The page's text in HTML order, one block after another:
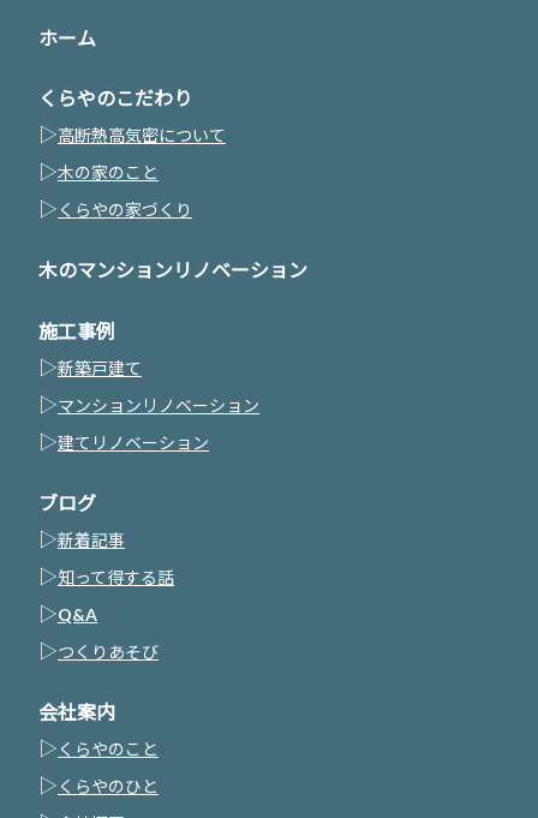
ホーム
くらやのこだわり
▷高断熱高気密について
▷木の家のこと
▷ くらやの家づくり
木のマンションリノベーション
施工事例
▷新築戸建て
▷マンションリノベーション
▷建てリノベーション
ブログ
▷新着記事
▷知って得する話
▷Q&A
▷つくりあそび
会社案内
▷ くらやのこと
▷ くらやのひと